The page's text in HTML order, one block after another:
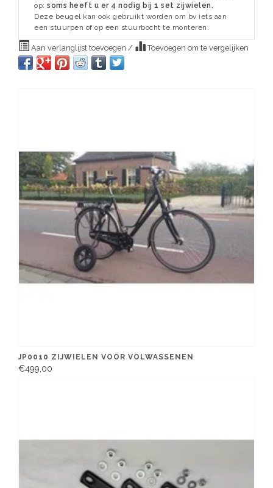
op: soms heeft u er 4 nodig bij 1 set zijwielen.
Deze beugel kan ook gebruikt worden om bv iets aan
een stuurpen of op een stuurbocht te monteren.
Aan verlanglijst toevoegen / Toevoegen om te vergelijken
JP0010 ZIJWIELEN VOOR VOLWASSENEN
€499,00